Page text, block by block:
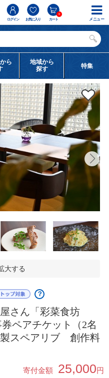
ログイン お気に入り カート
0
ら
地域から
探す
特集
大する
？
さん「彩菜食坊
ペアチケット（2名
スペアリブ 創作料
寄付金額 25,000円
メニュー